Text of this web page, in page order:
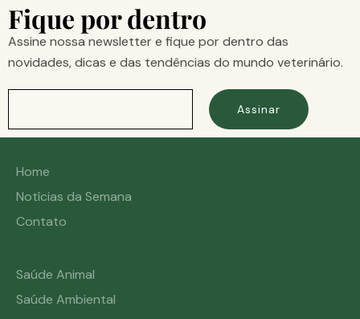
Fique por dentro
Assine nossa newsletter e fique por dentro das
novidades, dicas e das tendências do mundo veterinário.
Assinar
Home
Notícias da Semana
Contato
Saúde Animal
Saúde Ambiental